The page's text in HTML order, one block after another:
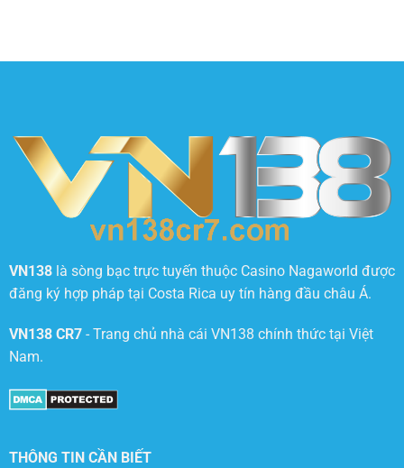
VN138là sòng bạc trực tuyến thuộc Casino Nagaworld được
đăng ký hợp pháp tại Costa Rica uy tín hàng đầu châu Á.
VN138 CR7- Trang chủ nhà cái VN138 chính thức tại Việt
Nam.
THÔNG TIN CẦN BIẾT